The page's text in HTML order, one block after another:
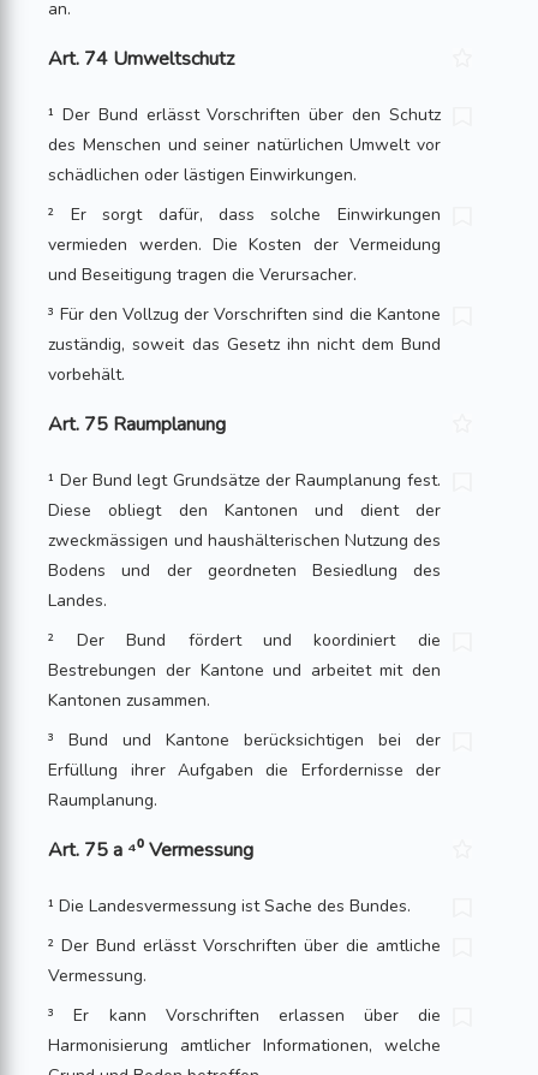
an.
Art. 74 Umweltschutz
¹ Der Bund erlässt Vorschriften über den Schutz
des Menschen und seiner natürlichen Umwelt vor
schädlichen oder lästigen Einwirkungen.
² Er sorgt dafür, dass solche Einwirkungen
vermieden werden. Die Kosten der Vermeidung
und Beseitigung tragen die Verursacher.
³ Für den Vollzug der Vorschriften sind die Kantone
zuständig, soweit das Gesetz ihn nicht dem Bund
vorbehält.
Art. 75 Raumplanung
¹ Der Bund legt Grundsätze der Raumplanung fest.
Diese obliegt den Kantonen und dient der
zweckmässigen und haushälterischen Nutzung des
Bodens und der geordneten Besiedlung des
Landes.
² Der Bund fördert und koordiniert die
Bestrebungen der Kantone und arbeitet mit den
Kantonen zusammen.
³ Bund und Kantone berücksichtigen bei der
Erfüllung ihrer Aufgaben die Erfordernisse der
Raumplanung.
Art. 75 a ⁴⁰ Vermessung
¹ Die Landesvermessung ist Sache des Bundes.
² Der Bund erlässt Vorschriften über die amtliche
Vermessung.
³ Er kann Vorschriften erlassen über die
Harmonisierung amtlicher Informationen, welche